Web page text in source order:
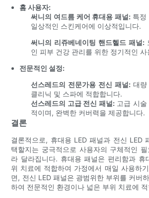
홈 사용자:
써니의 여드름 케어 휴대용 패널:특정
일상적인 스킨케어에 이상적입니다.
써니의 리쥬베네이팅 핸드헬드 패널:
인 피부 건강 관리를 위한 정기적인
전문적인 설정:
선스레드의 전문가용 전신 패널:대량
클리닉 및 스파에 적합합니다.
선스레드의 고급 전신 패널:고급 시술
적이며, 완벽한 커버력을 제공합니다.
결론
결론적으로, 휴대용 LED 패널과 전신 LED
택할지는 궁극적으로 사용자의 구체적인
라 달라집니다. 휴대용 패널은 편리함과 휴
위 치료에 적합하여 가정에서 매일 사용하
면, 전신 LED 패널은 광범위한 부위를 커버
하여 전문적인 환경이나 넓은 부위 치료에